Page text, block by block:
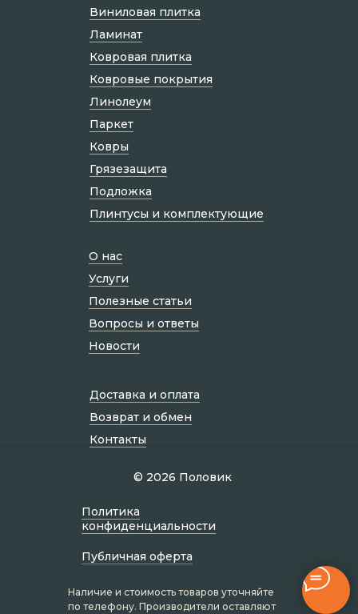
О нас
Услуги
Полезные статьи
Вопросы и ответы
Новости
Доставка и оплата
Возврат и обмен
Контакты
© 2026 Половик
Наличие и стоимость товаров уточняйте
по телефону. Производители оставляют
Виниловая плитка
Ламинат
Ковровая плитка
Ковровые покрытия
Линолеум
Паркет
Ковры
Грязезащита
Подложка
Плинтусы и комплектующие
Политик а
конфиденциальности
Публичная оферта